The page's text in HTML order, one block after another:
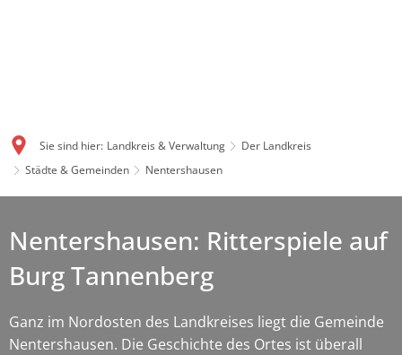
Sie sind hier: Landkreis & Verwaltung
Der Landkreis
Städte & Gemeinden
Nentershausen
Nentershausen: Ritterspiele auf
Burg Tannenberg
Ganz im Nordosten des Landkreises liegt die Gemeinde
Nentershausen. Die Geschichte des Ortes ist überall